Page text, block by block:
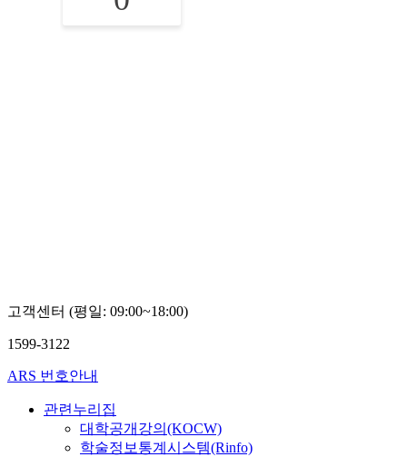
고객센터 (평일: 09:00~18:00)
1599-3122
ARS 번호안내
관련누리집
대학공개강의(KOCW)
학술정보통계시스템(Rinfo)